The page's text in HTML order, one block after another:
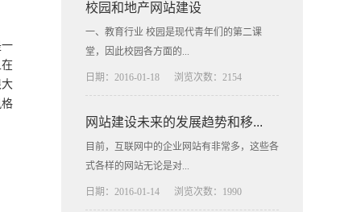
校园和地产网站建设
一、教育行业 校园是现代青年们的第二课
堂，因此校园各方面的...
日期：2016-01-18 浏览次数：2154
网站建设未来的发展趋势和移...
目前，互联网中的企业网站有非常多，这些各
式各样的网站无论是对...
日期：2016-01-14 浏览次数：1990